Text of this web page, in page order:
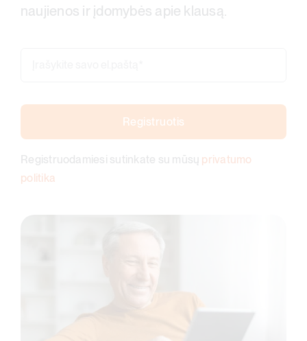
naujienos ir įdomybės apie klausą.
Registruotis
Registruodamiesi sutinkate su mūsų privatumo
politika